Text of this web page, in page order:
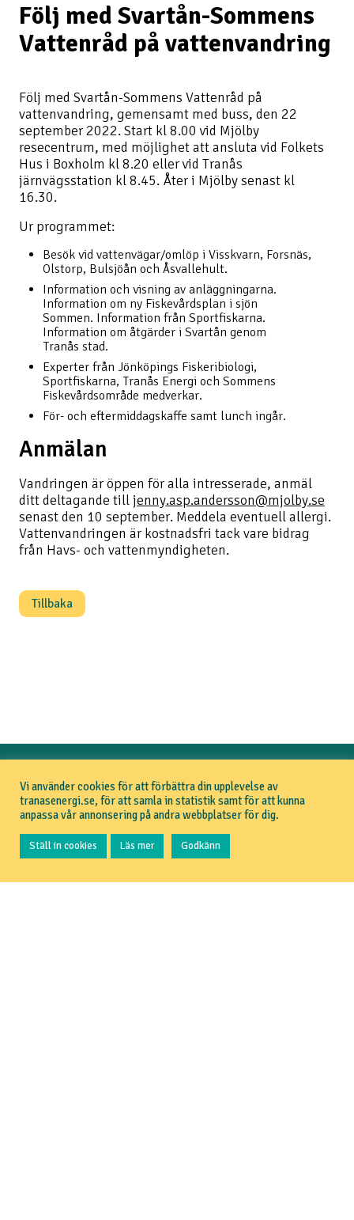
Följ med Svartån-Sommens
Vattenråd på vattenvandring
Följ med Svartån-Sommens Vattenråd på
vattenvandring, gemensamt med buss, den 22
september 2022. Start kl 8.00 vid Mjölby
resecentrum, med möjlighet att ansluta vid Folkets
Hus i Boxholm kl 8.20 eller vid Tranås
järnvägsstation kl 8.45. Åter i Mjölby senast kl
16.30.
Ur programmet:
Besök vid vattenvägar/omlöp i Visskvarn, Forsnäs,
Olstorp, Bulsjöån och Åsvallehult.
Information och visning av anläggningarna.
Information om ny Fiskevårdsplan i sjön
Sommen. Information från Sportfiskarna.
Information om åtgärder i Svartån genom
Tranås stad.
Experter från Jönköpings Fiskeribiologi,
Sportfiskarna, Tranås Energi och Sommens
Fiskevårdsområde medverkar.
För- och eftermiddagskaffe samt lunch ingår.
Anmälan
Vandringen är öppen för alla intresserade, anmäl
ditt deltagande tilljenny.asp.andersson@mjolby.se
senast den 10 september. Meddela eventuell allergi.
Vattenvandringen är kostnadsfri tack vare bidrag
från Havs- och vattenmyndigheten.
Tillbaka
TRANÅS ENERGI
Om Tranås Energi
Aktuellt
Pressrum
GDPR
Om webbplatsen
HUR KAN VI HJÄLPA DIG?
Vi använder cookies för att förbättra din upplevelse av
tranasenergi.se, för att samla in statistik samt för att kunna
anpassa vår annonsering på andra webbplatser för dig.
Ställ in cookies Läs mer Godkänn